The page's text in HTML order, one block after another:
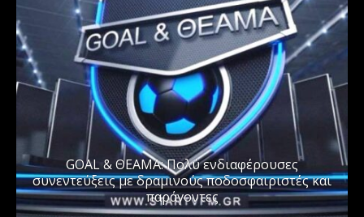
GOAL & ΘΕΑΜΑ: Πολύ ενδιαφέρουσες
συνεντεύξεις με δραμινούς ποδοσφαιριστές και
παράγοντες